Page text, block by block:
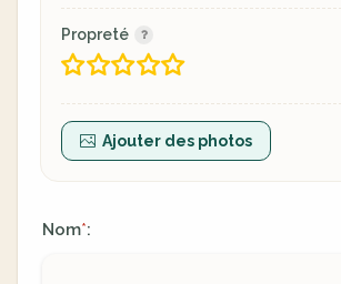
Propreté
Ajouter des photos
Nom*: